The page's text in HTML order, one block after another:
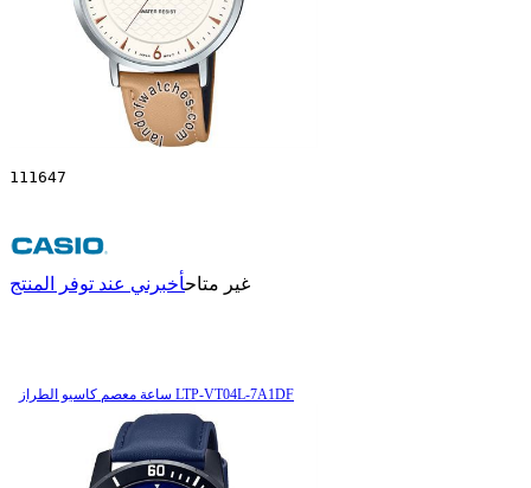
111647
غير متاحأخبرني عند توفر المنتج
ساعة معصم کاسیو الطراز LTP-VT04L-7A1DF